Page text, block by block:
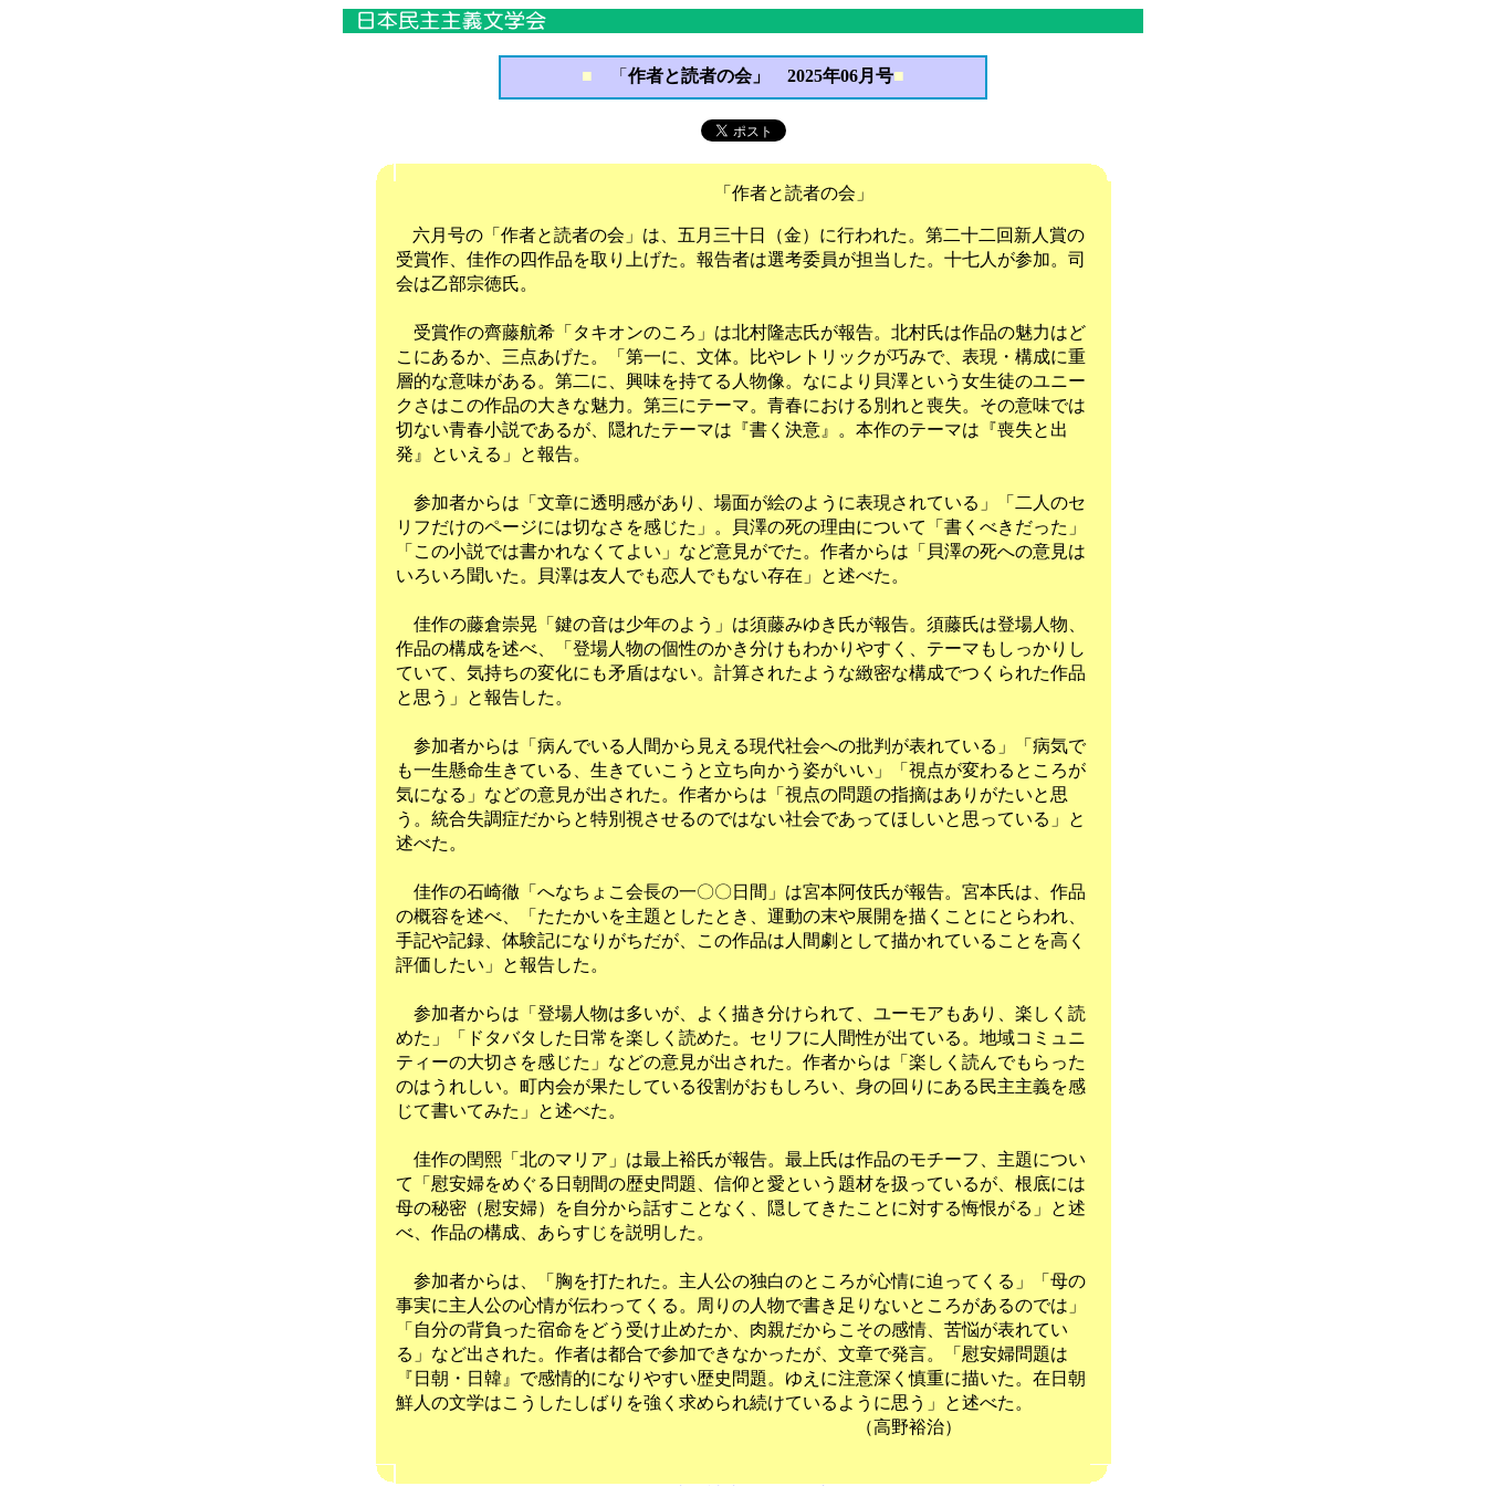
■ 「 作者と読者の会」 2025年06月号■
「作者と読者の会」
六月号の「作者と読者の会」は、五月三十日（金）に行われた。第二十二回新人賞の
受賞作、佳作の四作品を取り上げた。報告者は選考委員が担当した。十七人が参加。司
会は乙部宗徳氏。
受賞作の齊藤航希「タキオンのころ」は北村隆志氏が報告。北村氏は作品の魅力はど
こにあるか、三点あげた。「第一に、文体。比やレトリックが巧みで、表現・構成に重
層的な意味がある。第二に、興味を持てる人物像。なにより貝澤という女生徒のユニー
クさはこの作品の大きな魅力。第三にテーマ。青春における別れと喪失。その意味では
切ない青春小説であるが、隠れたテーマは『書く決意』。本作のテーマは『喪失と出
発』といえる」と報告。
参加者からは「文章に透明感があり、場面が絵のように表現されている」「二人のセ
リフだけのページには切なさを感じた」。貝澤の死の理由について「書くべきだった」
「この小説では書かれなくてよい」など意見がでた。作者からは「貝澤の死への意見は
いろいろ聞いた。貝澤は友人でも恋人でもない存在」と述べた。
佳作の藤倉崇晃「鍵の音は少年のよう」は須藤みゆき氏が報告。須藤氏は登場人物、
作品の構成を述べ、「登場人物の個性のかき分けもわかりやすく、テーマもしっかりし
ていて、気持ちの変化にも矛盾はない。計算されたような緻密な構成でつくられた作品
と思う」と報告した。
参加者からは「病んでいる人間から見える現代社会への批判が表れている」「病気で
も一生懸命生きている、生きていこうと立ち向かう姿がいい」「視点が変わるところが
気になる」などの意見が出された。作者からは「視点の問題の指摘はありがたいと思
う。統合失調症だからと特別視させるのではない社会であってほしいと思っている」と
述べた。
佳作の石崎徹「へなちょこ会長の一〇〇日間」は宮本阿伎氏が報告。宮本氏は、作品
の概容を述べ、「たたかいを主題としたとき、運動の末や展開を描くことにとらわれ、
手記や記録、体験記になりがちだが、この作品は人間劇として描かれていることを高く
評価したい」と報告した。
参加者からは「登場人物は多いが、よく描き分けられて、ユーモアもあり、楽しく読
めた」「ドタバタした日常を楽しく読めた。セリフに人間性が出ている。地域コミュニ
ティーの大切さを感じた」などの意見が出された。作者からは「楽しく読んでもらった
のはうれしい。町内会が果たしている役割がおもしろい、身の回りにある民主主義を感
じて書いてみた」と述べた。
佳作の閏熙「北のマリア」は最上裕氏が報告。最上氏は作品のモチーフ、主題につい
て「慰安婦をめぐる日朝間の歴史問題、信仰と愛という題材を扱っているが、根底には
母の秘密（慰安婦）を自分から話すことなく、隠してきたことに対する悔恨がる」と述
べ、作品の構成、あらすじを説明した。
参加者からは、「胸を打たれた。主人公の独白のところが心情に迫ってくる」「母の
事実に主人公の心情が伝わってくる。周りの人物で書き足りないところがあるのでは」
「自分の背負った宿命をどう受け止めたか、肉親だからこその感情、苦悩が表れてい
る」など出された。作者は都合で参加できなかったが、文章で発言。「慰安婦問題は
『日朝・日韓』で感情的になりやすい歴史問題。ゆえに注意深く慎重に描いた。在日朝
鮮人の文学はこうしたしばりを強く求められ続けているように思う」と述べた。
（高野裕治）